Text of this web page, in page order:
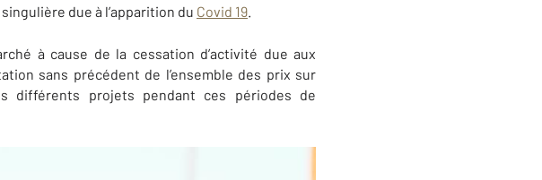
due à l’apparition du Covid 19.
à cause de la cessation d’activité due aux
sans précédent de l’ensemble des prix sur
différents projets pendant ces périodes de